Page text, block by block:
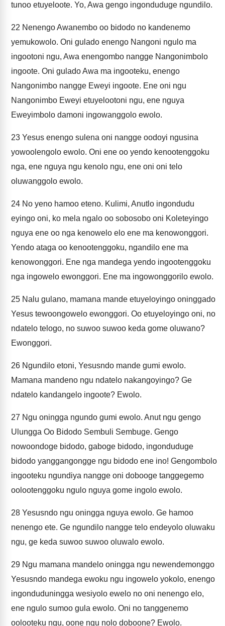
tunoo etuyeloote. Yo, Awa gengo ingonduduge ngundilo.
22 Nenengo Awanembo oo bidodo no kandenemo
yemukowolo. Oni gulado enengo Nangoni ngulo ma
ingootoni ngu, Awa enengombo nangge Nangonimbolo
ingoote. Oni gulado Awa ma ingooteku, enengo
Nangonimbo nangge Eweyi ingoote. Ene oni ngu
Nangonimbo Eweyi etuyelootoni ngu, ene nguya
Eweyimbolo damoni ingowanggolo ewolo.
23 Yesus enengo sulena oni nangge oodoyi ngusina
yowoolengolo ewolo. Oni ene oo yendo kenootenggoku
nga, ene nguya ngu kenolo ngu, ene oni oni telo
oluwanggolo ewolo.
24 No yeno hamoo eteno. Kulimi, Anutlo ingondudu
eyingo oni, ko mela ngalo oo sobosobo oni Koleteyingo
nguya ene oo nga kenowelo elo ene ma kenowonggori.
Yendo ataga oo kenootenggoku, ngandilo ene ma
kenowonggori. Ene nga mandega yendo ingootenggoku
nga ingowelo ewonggori. Ene ma ingowonggorilo ewolo.
25 Nalu gulano, mamana mande etuyeloyingo oninggado
Yesus tewoongowelo ewonggori. Oo etuyeloyingo oni, no
ndatelo telogo, no suwoo suwoo keda gome oluwano?
Ewonggori.
26 Ngundilo etoni, Yesusndo mande gumi ewolo.
Mamana mandeno ngu ndatelo nakangoyingo? Ge
ndatelo kandangelo ingoote? Ewolo.
27 Ngu oningga ngundo gumi ewolo. Anut ngu gengo
Ulungga Oo Bidodo Sembuli Sembuge. Gengo
nowoondoge bidodo, gaboge bidodo, ingonduduge
bidodo yanggangongge ngu bidodo ene ino! Gengombolo
ingooteku ngundiya nangge oni dobooge tanggegemo
oolootenggoku ngulo nguya gome ingolo ewolo.
28 Yesusndo ngu oningga nguya ewolo. Ge hamoo
nenengo ete. Ge ngundilo nangge telo endeyolo oluwaku
ngu, ge keda suwoo suwoo oluwalo ewolo.
29 Ngu mamana mandelo oningga ngu newendemonggo
Yesusndo mandega ewoku ngu ingowelo yokolo, enengo
ingonduduningga wesiyolo ewelo no oni nenengo elo,
ene ngulo sumoo gula ewolo. Oni no tanggenemo
oolooteku ngu, oone ngu nolo doboone? Ewolo.